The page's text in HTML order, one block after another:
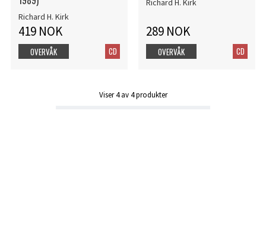
Richard H. Kirk
419 NOK
CD
OVERVÅK
Richard H. Kirk
289 NOK
CD
OVERVÅK
Viser4av4produkter